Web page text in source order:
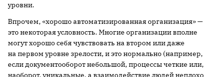
уровни.
Впрочем, «хорошо автоматизированная организация» —
это некоторая условность. Многие организации вполне
могут хорошо себя чувствовать на втором или даже
на первом уровне зрелости, и это нормально (например,
если документооборот небольшой, процессы четкие или,